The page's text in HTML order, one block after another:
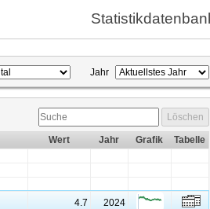
Jahr
Löschen
Wert Jahr Grafik
Tabelle
4.7 2024